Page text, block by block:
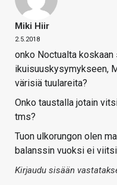
Miki Hiir
2.5.2018
onko Noctualta
ikuisuuskysymykseen,
värisiä tuulareita?
Onko taustalla jotain
tms?
Tuon ulkorungon olen
balanssin vuoksi ei
Kirjaudu sisään